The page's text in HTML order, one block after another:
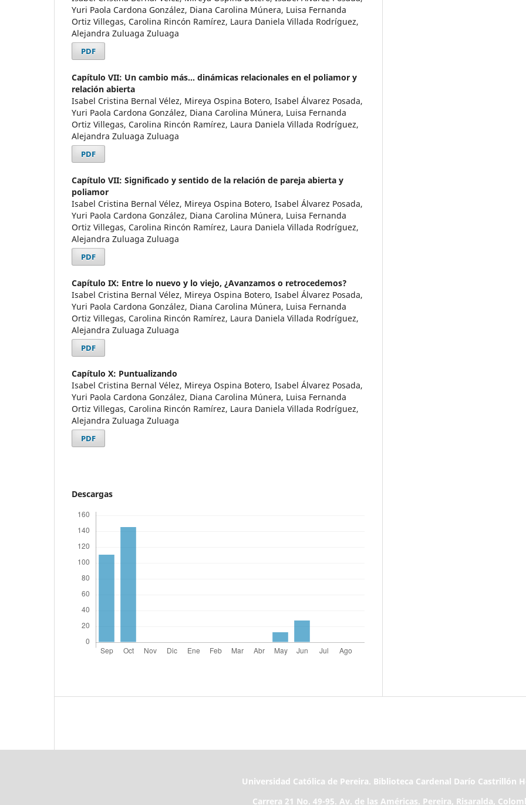
Yuri Paola Cardona González, Diana Carolina Múnera, Luisa Fernanda
Ortiz Villegas, Carolina Rincón Ramírez, Laura Daniela Villada Rodríguez,
Alejandra Zuluaga Zuluaga
PDF
Capítulo VII: Un cambio más... dinámicas relacionales en el poliamor y
relación abierta
Isabel Cristina Bernal Vélez, Mireya Ospina Botero, Isabel Álvarez Posada,
Yuri Paola Cardona González, Diana Carolina Múnera, Luisa Fernanda
Ortiz Villegas, Carolina Rincón Ramírez, Laura Daniela Villada Rodríguez,
Alejandra Zuluaga Zuluaga
PDF
Capítulo VII: Significado y sentido de la relación de pareja abierta y
poliamor
Isabel Cristina Bernal Vélez, Mireya Ospina Botero, Isabel Álvarez Posada,
Yuri Paola Cardona González, Diana Carolina Múnera, Luisa Fernanda
Ortiz Villegas, Carolina Rincón Ramírez, Laura Daniela Villada Rodríguez,
Alejandra Zuluaga Zuluaga
PDF
Capítulo IX: Entre lo nuevo y lo viejo, ¿Avanzamos o retrocedemos?
Isabel Cristina Bernal Vélez, Mireya Ospina Botero, Isabel Álvarez Posada,
Yuri Paola Cardona González, Diana Carolina Múnera, Luisa Fernanda
Ortiz Villegas, Carolina Rincón Ramírez, Laura Daniela Villada Rodríguez,
Alejandra Zuluaga Zuluaga
PDF
Capítulo X: Puntualizando
Isabel Cristina Bernal Vélez, Mireya Ospina Botero, Isabel Álvarez Posada,
Yuri Paola Cardona González, Diana Carolina Múnera, Luisa Fernanda
Ortiz Villegas, Carolina Rincón Ramírez, Laura Daniela Villada Rodríguez,
Alejandra Zuluaga Zuluaga
PDF
Descargas
Universidad Católica de Pereira. Biblioteca Cardenal Darío Castrillón
Carrera 21 No. 49-95. Av. de las Américas. Pereira, Risaralda,